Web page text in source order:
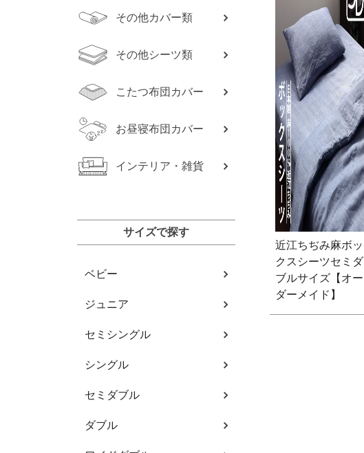
その他カバー類
その他シーツ類
こたつ布団カバー
お昼寝布団カバー
インテリア・雑貨
サイズで探す
ベビー
ジュニア
セミシングル
シングル
セミダブル
ダブル
近江ちぢみ麻ボッ
クスシーツセミダ
ブルサイズ【オー
ダーメイド】